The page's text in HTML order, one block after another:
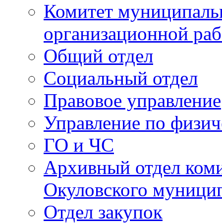
Комитет
организационной
Общий отдел
Социальный отдел
Правовое управление
Управление по
ГО и ЧС
Архивный отдел
Окуловского
Отдел закупок